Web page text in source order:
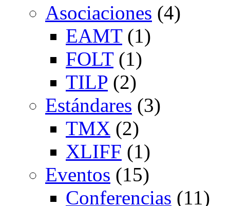
Asociaciones (4)
EAMT(1)
FOLT(1)
TILP (2)
Estándares (3)
TMX (2)
XLIFF (1)
Eventos (15)
Conferencias (11)